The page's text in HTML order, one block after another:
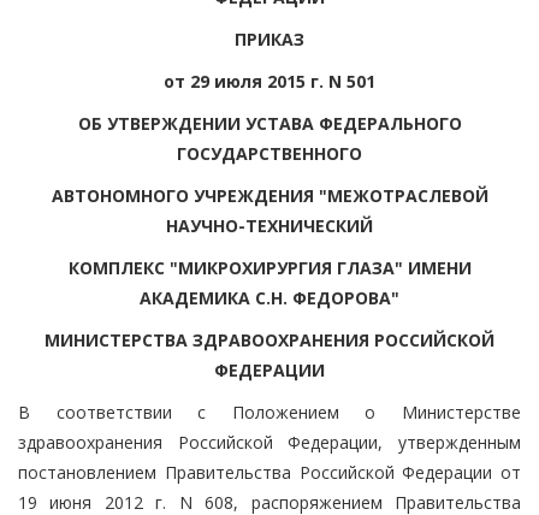
ПРИКАЗ
от 29 июля 2015 г. N 501
ОБ УТВЕРЖДЕНИИ УСТАВА ФЕДЕРАЛЬНОГО
ГОСУДАРСТВЕННОГО
АВТОНОМНОГО УЧРЕЖДЕНИЯ "МЕЖОТРАСЛЕВОЙ
НАУЧНО-ТЕХНИЧЕСКИЙ
КОМПЛЕКС "МИКРОХИРУРГИЯ ГЛАЗА" ИМЕНИ
АКАДЕМИКА С.Н. ФЕДОРОВА"
МИНИСТЕРСТВА ЗДРАВООХРАНЕНИЯ РОССИЙСКОЙ
ФЕДЕРАЦИИ
В соответствии с Положением о Министерстве
здравоохранения Российской Федерации, утвержденным
постановлением Правительства Российской Федерации от
19 июня 2012 г. N 608, распоряжением Правительства